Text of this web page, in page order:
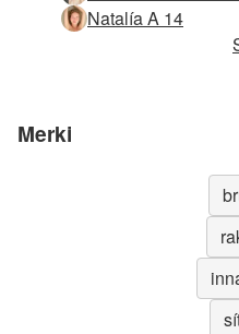
Natalía A 14
Merki